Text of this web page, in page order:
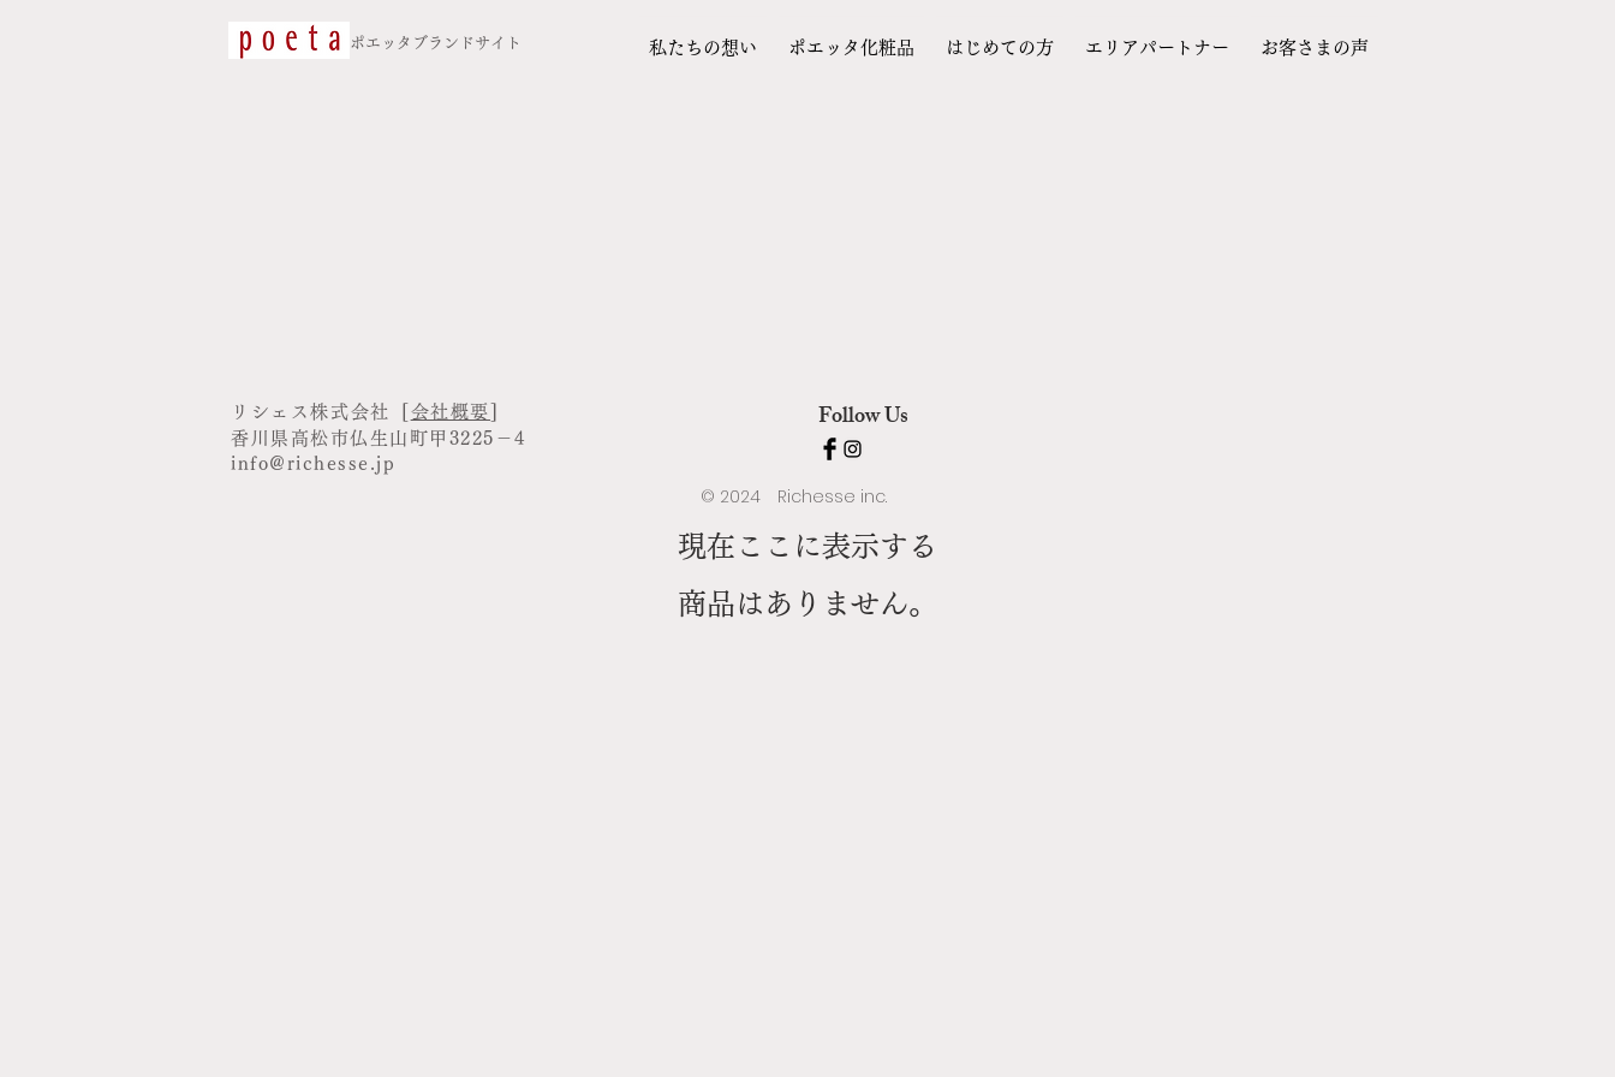
私たちの想い ポエッタ化粧品 はじめての方 エリアパートナー お客さまの声
​ポエッタブランドサイト
現在ここに表示する
商品はありません。
リシェス株式会社 会社概要
香川県高松市仏生山町甲3225－4
info@richesse.jp
Follow Us
© 2024 Richesse inc.